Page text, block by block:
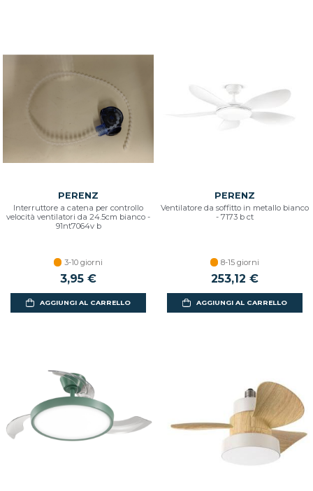
PERENZ
Interruttore a catena per controllo
velocità ventilatori da 24.5cm bianco -
91nt7064v b
3-10 giorni
3,95 €
AGGIUNGI AL CARRELLO
PERENZ
Ventilatore da soffitto in metallo bianco
- 7173 b ct
8-15 giorni
253,12 €
AGGIUNGI AL CARRELLO